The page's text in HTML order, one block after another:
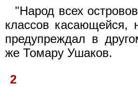
"Народ всех
классов касающейся,
предупреждал в
же Томару Ушаков.
2